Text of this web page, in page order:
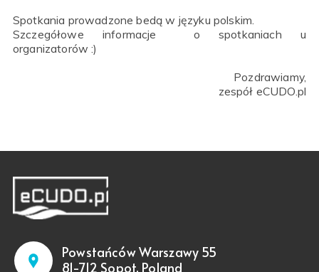
Spotkania prowadzone bedą w języku polskim.
Szczegółowe informacje o spotkaniach u
organizatorów :)
Pozdrawiamy,
zespół eCUDO.pl
Powstańców Warszawy 55
81-712 Sopot, Poland